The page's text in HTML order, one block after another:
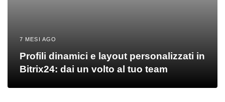
7 MESI AGO
Profili dinamici e layout personalizzati in
Bitrix24: dai un volto al tuo team